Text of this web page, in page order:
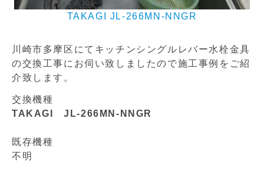
TAKAGI JL-266MN-NNGR
川崎市多摩区にてキッチンシングルレバー水栓金具
の交換工事にお伺い致しましたので施工事例をご紹
介致します。
交換機種
TAKAGI JL-266MN-NNGR
既存機種
不明